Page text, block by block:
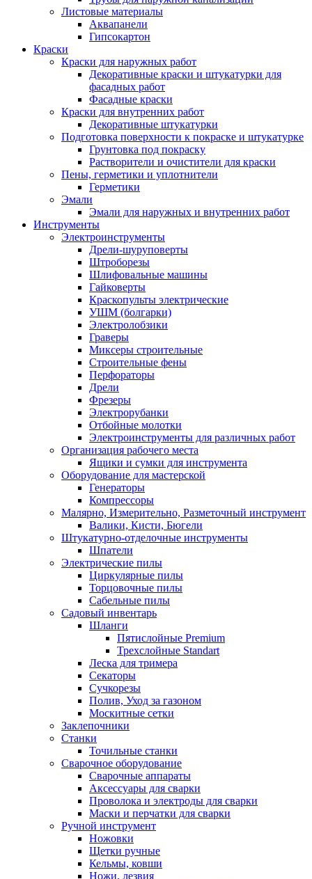
Листовые материалы
Аквапанели
Гипсокартон
Краски
Краски для наружных работ
Декоративные краски и штукатурки для
фасадных работ
Фасадные краски
Краски для внутренних работ
Декоративные штукатурки
Подготовка поверхности к покраске и штукатурке
Грунтовка под покраску
Растворители и очистители для краски
Пены, герметики и уплотнители
Герметики
Эмали
Эмали для наружных и внутренних работ
Инструменты
Электроинструменты
Дрели-шуруповерты
Штроборезы
Шлифовальные машины
Гайковерты
Краскопульты электрические
УШМ (болгарки)
Электролобзики
Граверы
Миксеры строительные
Строительные фены
Перфораторы
Дрели
Фрезеры
Электрорубанки
Отбойные молотки
Электроинструменты для различных работ
Организация рабочего места
Ящики и сумки для инструмента
Оборудование для мастерской
Генераторы
Компрессоры
Малярно, Измерительно, Разметочный инструмент
Валики, Кисти, Бюгели
Штукатурно-отделочные инструменты
Шпатели
Электрические пилы
Циркулярные пилы
Торцовочные пилы
Сабельные пилы
Садовый инвентарь
Шланги
Пятислойные Premium
Трехслойные Standart
Леска для тримера
Секаторы
Сучкорезы
Полив, Уход за газоном
Москитные сетки
Заклепочники
Станки
Точильные станки
Сварочное оборудование
Сварочные аппараты
Аксессуары для сварки
Проволока и электроды для сварки
Маски и перчатки для сварки
Ручной инструмент
Ножовки
Щетки ручные
Кельмы, ковши
Ножи, лезвия